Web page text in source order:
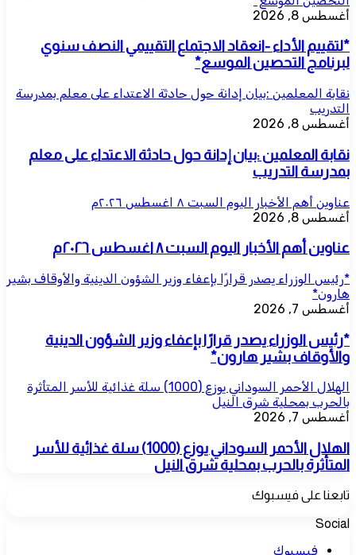
أغسطس 8, 2026
*لتقييم الأداء -انعقاد الاجتماع التقييمي النصف سنوي
لبرنامج التحصين الموسع*
نقابة المعلمين :بيان إدانة حول حادثة الاعتداء على معلم بمدرسة
التدريب
أغسطس 8, 2026
نقابة المعلمين :بيان إدانة حول حادثة الاعتداء على معلم
بمدرسة التدريب
عناوين أهم الأخبار اليوم السبت ٨ اغسطس ٢٠٢٦م
أغسطس 8, 2026
عناوين أهم الأخبار اليوم السبت ٨ اغسطس ٢٠٢٦م
*رئيس الوزراء يصدر قرارًا بإعفاء وزير الشؤون الدينية والأوقاف بشير
هارون*
أغسطس 7, 2026
*رئيس الوزراء يصدر قرارًا بإعفاء وزير الشؤون الدينية
والأوقاف بشير هارون*
الهلال الأحمر السوداني يوزع (1000) سلة غذائية للأسر المتأثرة
بالحرب بمحلية شرق النيل
أغسطس 7, 2026
الهلال الأحمر السوداني يوزع (1000) سلة غذائية للأسر
المتأثرة بالحرب بمحلية شرق النيل
تابعنا على فيسبوك
Social
فيسبوك